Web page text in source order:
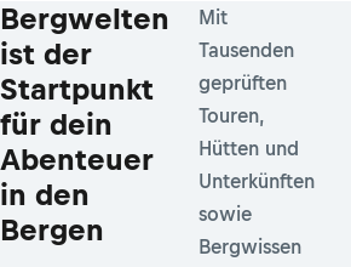
Bergwelten
ist der
Startpunkt
für dein
Abenteuer
in den
Bergen
Mit
Tausenden
geprüften
Touren,
Hütten und
Unterkünften
sowie
Bergwissen